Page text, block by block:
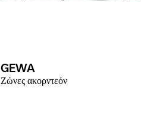
GEWA
Ζώνες ακορντεόν